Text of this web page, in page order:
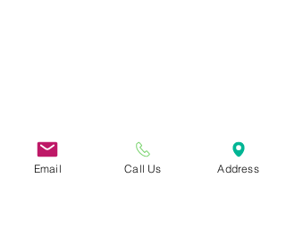
Email Call Us Address